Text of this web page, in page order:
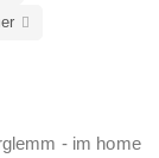
- im home